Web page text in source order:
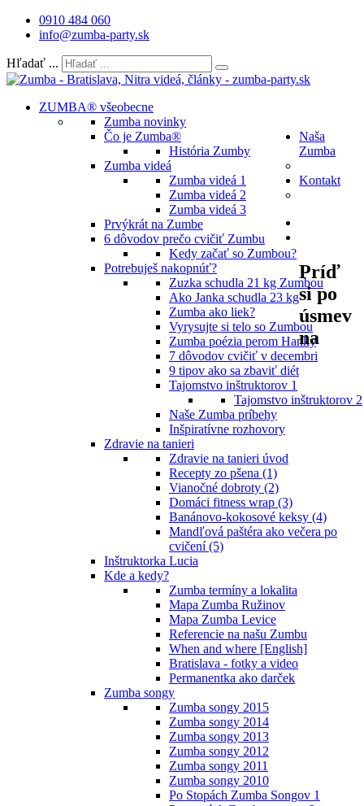
0910 484 060
info@zumba-party.sk
Hľadať ...
ZUMBA® všeobecne
Zumba novinky
Čo je Zumba®
História Zumby
Zumba videá
Zumba videá 1
Zumba videá 2
Zumba videá 3
Prvýkrát na Zumbe
6 dôvodov prečo cvičiť Zumbu
Kedy začať so Zumbou?
Potrebuješ nakopnúť?
Zuzka schudla 21 kg Zumbou
Ako Janka schudla 23 kg
Zumba ako liek?
Vyrysujte si telo so Zumbou
Zumba poézia perom Hanky
7 dôvodov cvičiť v decembri
9 tipov ako sa zbaviť diét
Tajomstvo inštruktorov 1
Tajomstvo inštruktorov 2
Naše Zumba príbehy
Inšpiratívne rozhovory
Naša
Zumba
Zdravie na tanieri
Zdravie na tanieri úvod
Recepty zo pšena (1)
Vianočné dobroty (2)
Domáci fitness wrap (3)
Banánovo-kokosové keksy (4)
Mandľová paštéra ako večera po
cvičení (5)
Inštruktorka Lucia
Kde a kedy?
Zumba termíny a lokalita
Mapa Zumba Ružinov
Mapa Zumba Levice
Referencie na našu Zumbu
When and where [English]
Bratislava - fotky a video
Permanentka ako darček
Zumba songy
Zumba songy 2015
Zumba songy 2014
Zumba songy 2013
Zumba songy 2012
Zumba songy 2011
Zumba songy 2010
Po Stopách Zumba Songov 1
Kontakt
Príď
si po
úsmev
na